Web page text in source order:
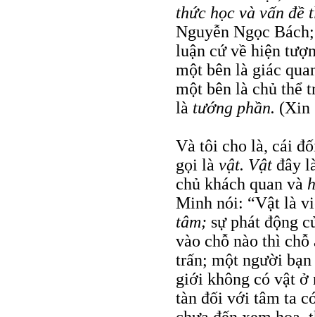
thức học và vấn
Nguyễn Ngọc
luận cứ về hiện
một bên là giác
một bên là chủ thể
là tướng phần. (Xin
Và tôi cho là, cái
gọi là vật. Vật đây
chủ khách quan và
Minh nói: “Vật là
tâm; sự phát động
vào chỗ nào thì
trấn; một người
giới không có vật ở
tàn đối với tâm ta